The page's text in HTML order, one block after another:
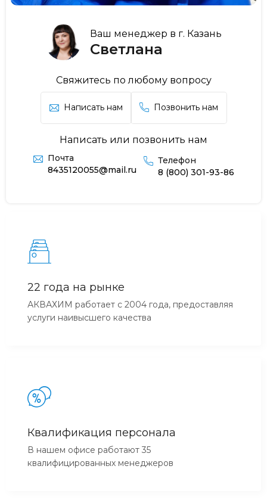
Ваш менеджер в г. Казань
Светлана
Свяжитесь по любому вопросу
Написать нам Позвонить нам
Написать или позвонить нам
Почта
8435120055@mail.ru
Телефон
8 (800) 301-93-86
22 года на рынке
АКВАХИМ работает с 2004 года, предоставляя
услуги наивысшего качества
Квалификация персонала
В нашем офисе работают 35
квалифицированных менеджеров